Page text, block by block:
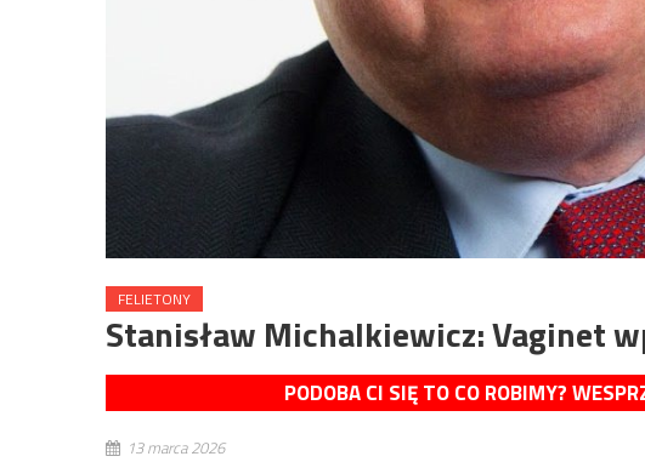
FELIETONY
Stanisław Michalkiewicz: Vaginet
PODOBA CI SIĘ TO CO ROBIMY?
13 marca 2026